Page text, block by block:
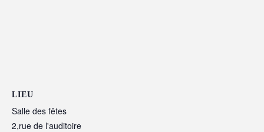
LIEU
Salle des fêtes
2,rue de l'auditoire